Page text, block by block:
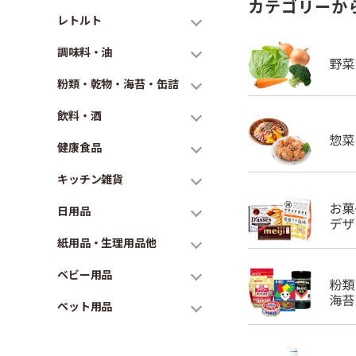
レトルト
調味料・油
粉類・乾物・海苔・缶詰
飲料・酒
健康食品
キッチン雑貨
日用品
紙用品・生理用品他
ベビー用品
ペット用品
カテゴリーか